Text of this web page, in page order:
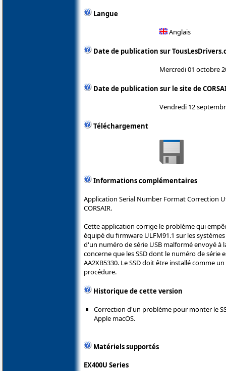
Langue
Anglais
Date de publication sur
Mercredi 01 octobre
Date de publication sur le site de
Vendredi 12
Téléchargement
Informations complémentaires
Application Serial Number Format Correction
CORSAIR.
Cette application corrige le problème qui
équipé du firmware ULFM91.1 sur les
d'un numéro de série USB malformé envoyé à
concerne que les SSD dont le numéro de série
AA2XB5330. Le SSD doit être installé comme
procédure.
Historique de cette version
Correction d'un problème pour monter le
Apple macOS.
Matériels supportés
EX400U Series